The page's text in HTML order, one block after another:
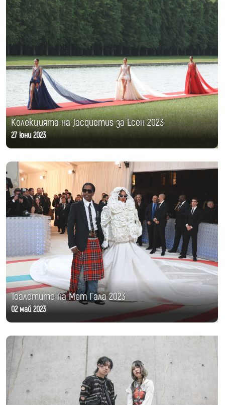
Колекцията на Jacquemus за Есен 2023
27 юни 2023
Тоалетите на Мет Гала 2023
02 май 2023